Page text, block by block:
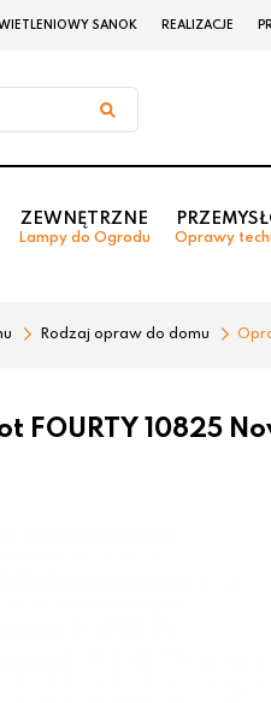
SANOK REALIZACJE
ZEWNĘTRZNE
Lampy do Ogrodu Oprawy
Rodzaj opraw do domu
FOURTY 10825